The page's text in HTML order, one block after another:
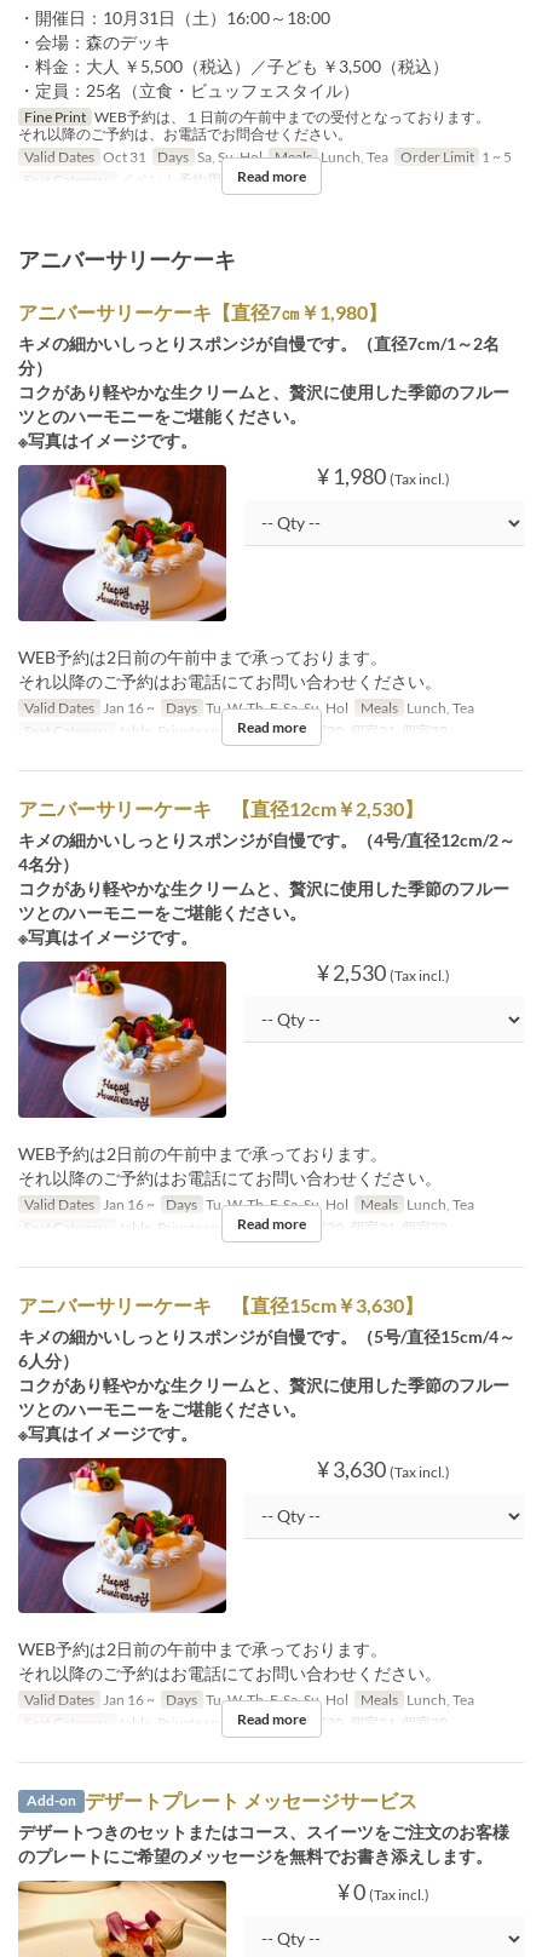
・開催日：10月31日（土）16:00～18:00
・会場：森のデッキ
・料金：大人 ￥5,500（税込）／子ども ￥3,500（税込）
・定員：25名（立食・ビュッフェスタイル）
Fine Print WEB予約は、１日前の午前中までの受付となっております。
それ以降のご予約は、お電話でお問合せください。
Valid Dates Oct 31 Days Sa, Su, Hol Meals Lunch, Tea Order Limit 1 ~ 5
Seat Category
イベント予約用 Read more
アニバーサリーケーキ
アニバーサリーケーキ【直径7㎝￥1,980】
キメの細かいしっとりスポンジが自慢です。（直径7cm/1～2名
分）
コクがあり軽やかな生クリームと、贅沢に使用した季節のフルー
ツとのハーモニーをご堪能ください。
※写真はイメージです。
¥ 1,980 (Tax incl.)
WEB予約は2日前の午前中まで承っております。
それ以降のご予約はお電話にてお問い合わせください。
Valid Dates Jan 16 ~ Days Tu, W, Th, F, Sa, Su, Hol Meals Lunch, Tea
Seat Category
table, Private room, 個室19, 個室20, 個室21, 個室22
Read more
アニバーサリーケーキ 【直径12cm￥2,530】
キメの細かいしっとりスポンジが自慢です。（4号/直径12cm/2～
4名分）
コクがあり軽やかな生クリームと、贅沢に使用した季節のフルー
ツとのハーモニーをご堪能ください。
※写真はイメージです。
¥ 2,530 (Tax incl.)
WEB予約は2日前の午前中まで承っております。
それ以降のご予約はお電話にてお問い合わせください。
Valid Dates Jan 16 ~ Days Tu, W, Th, F, Sa, Su, Hol Meals Lunch, Tea
Seat Category
table, Private room, 個室19, 個室20, 個室21, 個室22
Read more
アニバーサリーケーキ 【直径15cm￥3,630】
キメの細かいしっとりスポンジが自慢です。（5号/直径15cm/4～
6人分）
コクがあり軽やかな生クリームと、贅沢に使用した季節のフルー
ツとのハーモニーをご堪能ください。
※写真はイメージです。
¥ 3,630 (Tax incl.)
WEB予約は2日前の午前中まで承っております。
それ以降のご予約はお電話にてお問い合わせください。
Valid Dates Jan 16 ~ Days Tu, W, Th, F, Sa, Su, Hol Meals Lunch, Tea
Seat Category
table, Private room, 個室19, 個室20, 個室21, 個室22
Read more
Add-on デザートプレート メッセージサービス
デザートつきのセットまたはコース、スイーツをご注文のお客様
のプレートにご希望のメッセージを無料でお書き添えします。
¥ 0 (Tax incl.)